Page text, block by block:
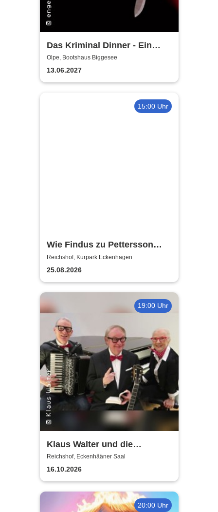
Das Kriminal Dinner - Ein
Täter unter uns
Olpe, Bootshaus Biggesee
13.06.2027
15:00 Uhr
Wie Findus zu Pettersson
kam - Open Air
Figurentheater
Reichshof, Kurpark Eckenhagen
25.08.2026
19:00 Uhr
Klaus Walter und die
Melodies: Vorwiegend heiter -
Eine Hommage
Reichshof, Eckenhääner Saal
16.10.2026
20:00 Uhr